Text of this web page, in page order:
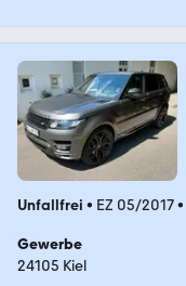
Unfallfrei • EZ 05/2017•
Gewerbe
24105 Kiel